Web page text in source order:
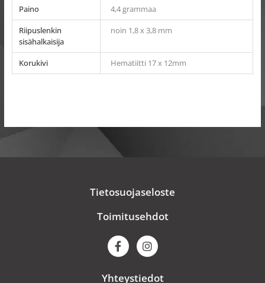
Paino
4,4 grammaa
Riipuslenkin
sisähalkaisija
noin 1,8 x 3,8 mm
Korukivi Hematiitti 17 x 12mm
Tietosuojaseloste
Toimitusehdot
F
a
c
I
n
s
Yhteystiedot